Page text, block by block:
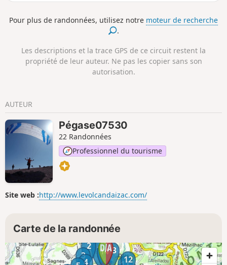
Pour plus de randonnées, utilisez notre moteur de recherche
.
Les descriptions et la trace GPS de ce circuit restent la
propriété de leur auteur. Ne pas les copier sans son
autorisation.
AUTEUR
Pégase07530
22 Randonnées
Professionnel du tourisme
Site web :http://www.levolcandaizac.com/
Carte de la randonnée
1
2
3
4 12
13
14